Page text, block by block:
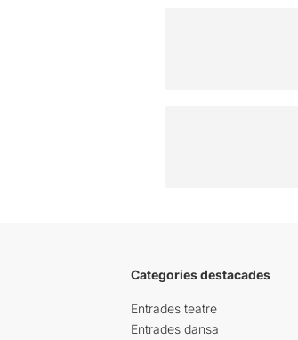
Categories destacades
Entrades teatre
Entrades dansa